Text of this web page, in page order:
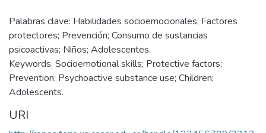
Palabras clave: Habilidades socioemocionales; Factores
protectores; Prevención; Consumo de sustancias
psicoactivas; Niños; Adolescentes.
Keywords: Socioemotional skills; Protective factors;
Prevention; Psychoactive substance use; Children;
Adolescents.
URI